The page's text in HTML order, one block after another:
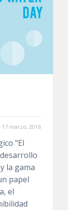
17 marzo, 2016
"El
la gama
papel
el